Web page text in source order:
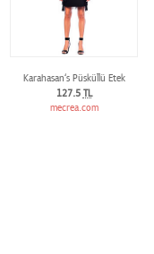
Karahasan‘s Püsküllü Etek
127.5 TL
mecrea.com